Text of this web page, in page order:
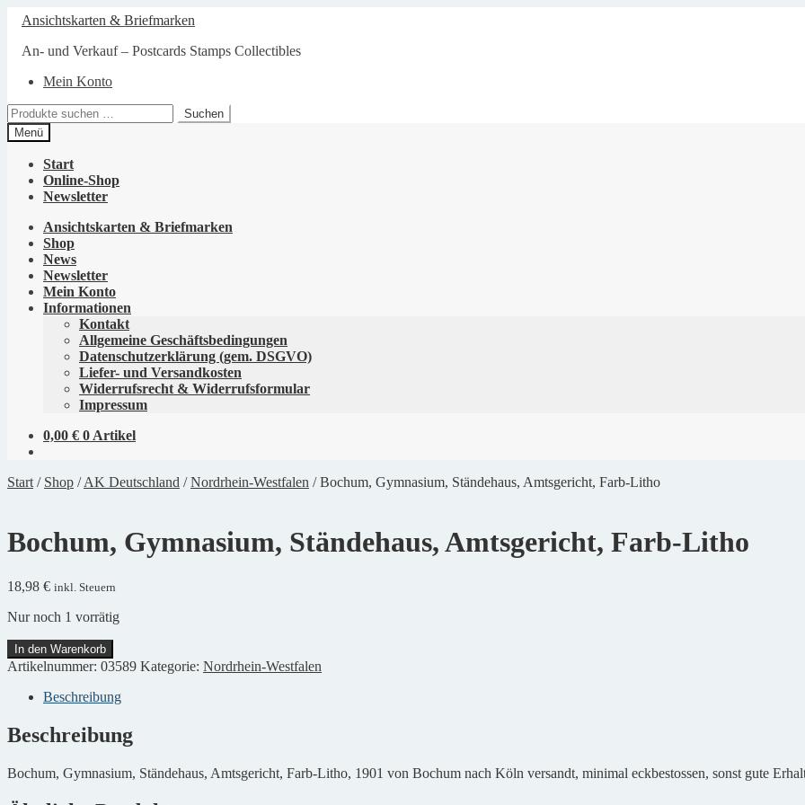
Zur
Navigation
springen
Zum
Inhalt
springen
Ansichtskarten & Briefmarken
An- und Verkauf – Postcards Stamps Collectibles
Mein Konto
Suchen
nach:
Suchen
Menü
Start
Online-Shop
Newsletter
Ansichtskarten & Briefmarken
Shop
News
Newsletter
Mein Konto
Informationen
Kontakt
Allgemeine Geschäftsbedingungen
Datenschutzerklärung (gem. DSGVO)
Liefer- und Versandkosten
Widerrufsrecht & Widerrufsformular
Impressum
0,00 € 0 Artikel
Start / Shop /AK Deutschland /Nordrhein-Westfalen /Bochum, Gymnasium, Ständehaus, Amtsgericht, Farb-Litho
Bochum, Gymnasium, Ständehaus, Amtsgericht, Farb-Litho
18,98 € inkl. Steuern
Nur noch 1 vorrätig
Bochum,
Gymnasium,
Amtsgericht,
Litho
Menge
In den Warenkorb
Artikelnummer: 03589 Kategorie: Nordrhein-Westfalen
Beschreibung
Beschreibung
Bochum, Gymnasium, Ständehaus, Amtsgericht, Farb-Litho, 1901 von Bochum nach Köln versandt, minimal eckbestossen, sonst gute